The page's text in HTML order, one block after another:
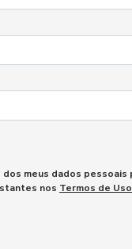
meus dados pessoais
nos Termos de Uso